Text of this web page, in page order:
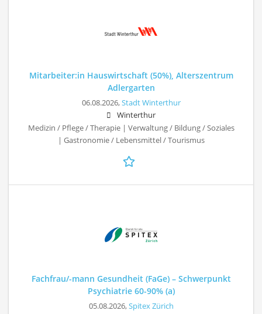
Mitarbeiter:in Hauswirtschaft (50%), Alterszentrum
Adlergarten
06.08.2026,Stadt Winterthur
Winterthur
Medizin / Pflege / Therapie | Verwaltung / Bildung / Soziales
| Gastronomie / Lebensmittel / Tourismus
Fachfrau/-mann Gesundheit (FaGe) – Schwerpunkt
Psychiatrie 60-90% (a)
05.08.2026,Spitex Zürich